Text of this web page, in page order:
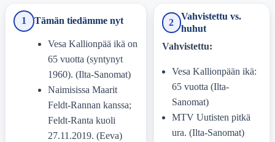
1 Tämän tiedämme nyt
Vesa Kallionpää ikä on
65 vuotta (syntynyt
1960). (Ilta-Sanomat)
Naimisissa Maarit
Feldt-Rannan kanssa;
Feldt-Ranta kuoli
27.11.2019. (Eeva)
2
Vahvistettu vs.
huhut
Vahvistettu:
Vesa Kallionpään ikä:
65 vuotta (Ilta-
Sanomat)
MTV Uutisten pitkä
ura. (Ilta-Sanomat)